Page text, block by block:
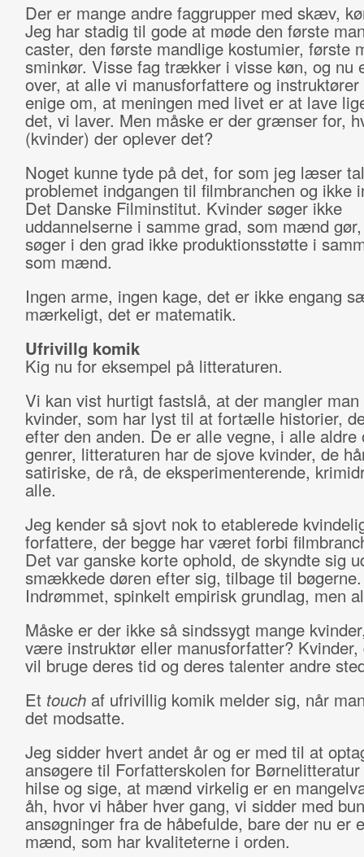
Der er mange andre faggrupper med skæv,
Jeg har stadig til gode at møde den første
caster, den første mandlige kostumier, første
sminkør. Visse fag trækker i visse køn, og nu
over, at alle vi manusforfattere og
enige om, at meningen med livet er at lave
det, vi laver. Men måske er der grænser for,
(kvinder) der oplever det?
Noget kunne tyde på det, for som jeg læser
problemet indgangen til filmbranchen og ikke
Det Danske Filminstitut. Kvinder søger ikke
uddannelserne i samme grad, som mænd
søger i den grad ikke produktionsstøtte i
som mænd.
Ingen arme, ingen kage, det er ikke engang
mærkeligt, det er matematik.
Ufrivillg komik
Kig nu for eksempel på litteraturen.
Vi kan vist hurtigt fastslå, at der mangler man
kvinder, som har lyst til at fortælle historier,
efter den anden. De er alle vegne, i alle aldre
genrer, litteraturen har de sjove kvinder, de
satiriske, de rå, de eksperimenterende,
alle.
Jeg kender så sjovt nok to etablerede
forfattere, der begge har været forbi
Det var ganske korte ophold, de skyndte sig
smækkede døren efter sig, tilbage til bøgerne.
Indrømmet, spinkelt empirisk grundlag, men
Måske er der ikke så sindssygt mange
være instruktør eller manusforfatter? Kvinder,
vil bruge deres tid og deres talenter andre
Ettouchaf ufrivillig komik melder sig, når
det modsatte.
Jeg sidder hvert andet år og er med til at
ansøgere til Forfatterskolen for
hilse og sige, at mænd virkelig er en
åh, hvor vi håber hver gang, vi sidder med
ansøgninger fra de håbefulde, bare der nu er
mænd, som har kvaliteterne i orden.